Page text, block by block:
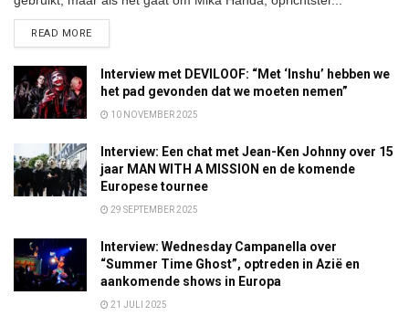
READ MOREDETAILS
Interview met DEVILOOF: “Met ‘Inshu’ hebben we
het pad gevonden dat we moeten nemen”
10 NOVEMBER 2025
Interview: Een chat met Jean-Ken Johnny over 15
jaar MAN WITH A MISSION en de komende
Europese tournee
29 SEPTEMBER 2025
Interview: Wednesday Campanella over
“Summer Time Ghost”, optreden in Azië en
aankomende shows in Europa
21 JULI 2025